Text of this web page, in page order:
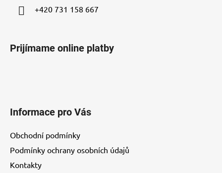
+420 731 158 667
Prijímame online platby
Informace pro Vás
Obchodní podmínky
Podmínky ochrany osobních údajů
Kontakty